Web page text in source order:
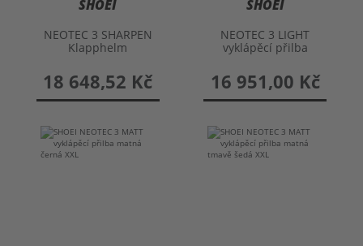
SHOEI
NEOTEC 3 SHARPEN
Klapphelm
18 648,52 Kč
SHOEI
NEOTEC 3 LIGHT
vyklápěcí přilba
16 951,00 Kč